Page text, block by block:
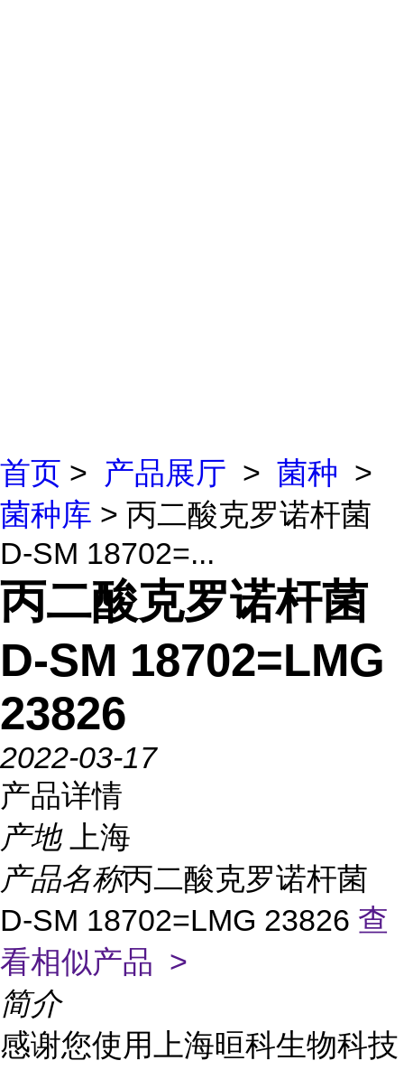
首页 > 产品展厅 > 菌种 >
菌种库 > 丙二酸克罗诺杆菌
D-SM 18702=...
丙二酸克罗诺杆菌
D-SM 18702=LMG
23826
2022-03-17
产品详情
产地
上海
产品名称丙二酸克罗诺杆菌
D-SM 18702=LMG 23826 查
看相似产品 >
简介
感谢您使用上海晅科生物科技